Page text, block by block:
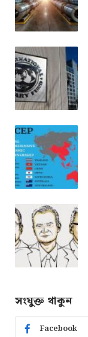
সংযুক্ত থাকুন
Facebook